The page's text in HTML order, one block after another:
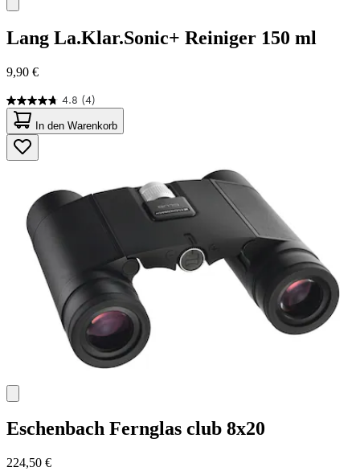
Lang La.Klar.Sonic+ Reiniger 150 ml
9,90 €
4.8 (4)
4.8
von
5
Sternen.
4
In den Warenkorb
Eschenbach Fernglas club 8x20
224,50 €